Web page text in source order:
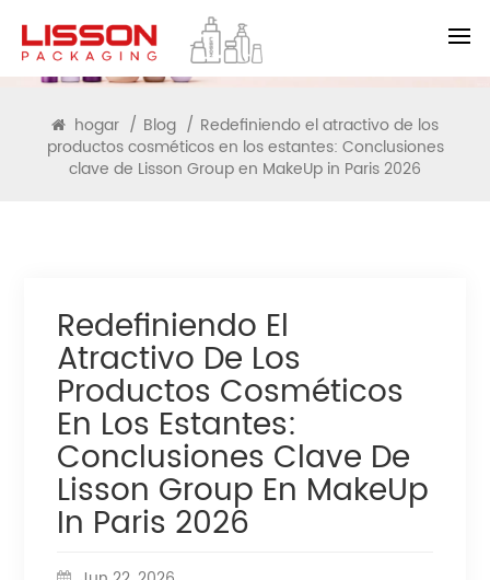
BLOG
hogar / Blog / Redefiniendo el atractivo de los
productos cosméticos en los estantes: Conclusiones
clave de Lisson Group en MakeUp in Paris 2026
Redefiniendo El
Atractivo De Los
Productos Cosméticos
En Los Estantes:
Conclusiones Clave De
Lisson Group En MakeUp
In Paris 2026